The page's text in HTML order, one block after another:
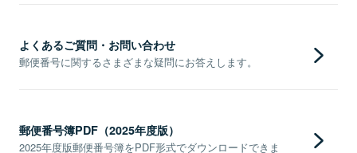
よくあるご質問・お問い合わせ
郵便番号に関するさまざまな疑問にお答えします。
郵便番号簿PDF（2025年度版）
2025年度版郵便番号簿をPDF形式でダウンロードできま